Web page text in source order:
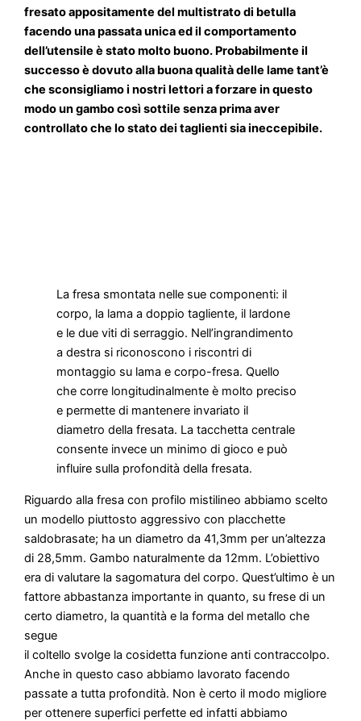
fresato appositamente del multistrato di betulla
facendo una passata unica ed il comportamento
dell’utensile è stato molto buono. Probabilmente il
successo è dovuto alla buona qualità delle lame tant’è
che sconsigliamo i nostri lettori a forzare in questo
modo un gambo così sottile senza prima aver
controllato che lo stato dei taglienti sia ineccepibile.
La fresa smontata nelle sue componenti: il
corpo, la lama a doppio tagliente, il lardone
e le due viti di serraggio. Nell’ingrandimento
a destra si riconoscono i riscontri di
montaggio su lama e corpo-fresa. Quello
che corre longitudinalmente è molto preciso
e permette di mantenere invariato il
diametro della fresata. La tacchetta centrale
consente invece un minimo di gioco e può
influire sulla profondità della fresata.
Riguardo alla fresa con profilo mistilineo abbiamo scelto
un modello piuttosto aggressivo con placchette
saldobrasate; ha un diametro da 41,3mm per un’altezza
di 28,5mm. Gambo naturalmente da 12mm. L’obiettivo
era di valutare la sagomatura del corpo. Quest’ultimo è un
fattore abbastanza importante in quanto, su frese di un
certo diametro, la quantità e la forma del metallo che
segue
il coltello svolge la cosidetta funzione anti contraccolpo.
Anche in questo caso abbiamo lavorato facendo
passate a tutta profondità. Non è certo il modo migliore
per ottenere superfici perfette ed infatti abbiamo